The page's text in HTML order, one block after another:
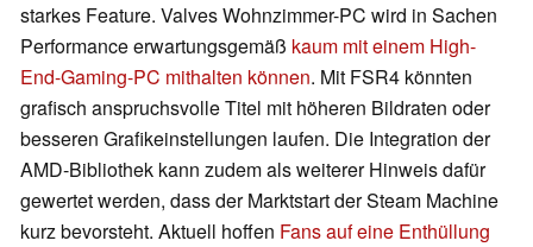
starkes Feature. Valves Wohnzimmer-PC wird in Sachen
Performance erwartungsgemäß kaum mit einem High-
End-Gaming-PC mithalten können. Mit FSR4 könnten
grafisch anspruchsvolle Titel mit höheren Bildraten oder
besseren Grafikeinstellungen laufen. Die Integration der
AMD-Bibliothek kann zudem als weiterer Hinweis dafür
gewertet werden, dass der Marktstart der Steam Machine
kurz bevorsteht. Aktuell hoffen Fans auf eine Enthüllung